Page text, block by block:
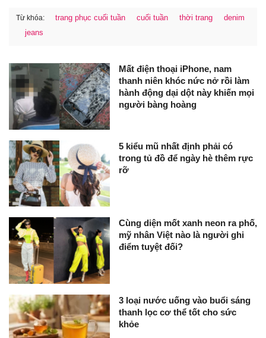
Từ khóa: trang phục cuối tuần cuối tuần thời trang
denim
jeans
Mất điện thoại iPhone, nam
thanh niên khóc nức nở rồi làm
hành động dại dột này khiến mọi
người bàng hoàng
5 kiểu mũ nhất định phải có
trong tủ đồ để ngày hè thêm rực
rỡ
Cùng diện mốt xanh neon ra phố,
mỹ nhân Việt nào là người ghi
điểm tuyệt đối?
3 loại nước uống vào buổi sáng
thanh lọc cơ thể tốt cho sức
khỏe